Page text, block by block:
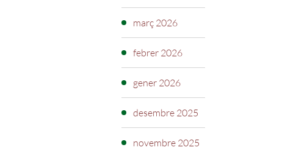
març 2026
febrer 2026
gener 2026
desembre 2025
novembre 2025